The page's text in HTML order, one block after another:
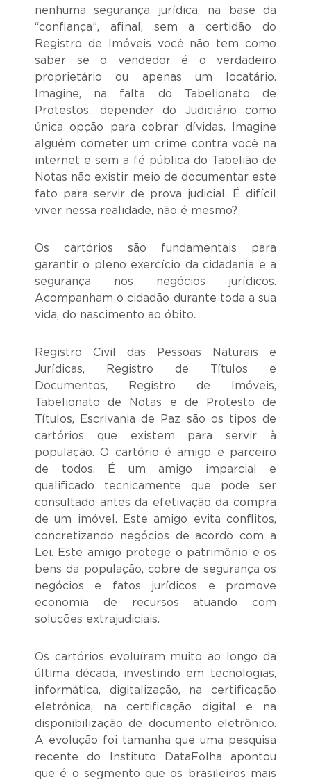
nenhuma segurança jurídica, na base da
“confiança”, afinal, sem a certidão do
Registro de Imóveis você não tem como
saber se o vendedor é o verdadeiro
proprietário ou apenas um locatário.
Imagine, na falta do Tabelionato de
Protestos, depender do Judiciário como
única opção para cobrar dívidas. Imagine
alguém cometer um crime contra você na
internet e sem a fé pública do Tabelião de
Notas não existir meio de documentar este
fato para servir de prova judicial. É difícil
viver nessa realidade, não é mesmo?
Os cartórios são fundamentais para
garantir o pleno exercício da cidadania e a
segurança nos negócios jurídicos.
Acompanham o cidadão durante toda a sua
vida, do nascimento ao óbito.
Registro Civil das Pessoas Naturais e
Jurídicas, Registro de Títulos e
Documentos, Registro de Imóveis,
Tabelionato de Notas e de Protesto de
Títulos, Escrivania de Paz são os tipos de
cartórios que existem para servir à
população. O cartório é amigo e parceiro
de todos. É um amigo imparcial e
qualificado tecnicamente que pode ser
consultado antes da efetivação da compra
de um imóvel. Este amigo evita conflitos,
concretizando negócios de acordo com a
Lei. Este amigo protege o patrimônio e os
bens da população, cobre de segurança os
negócios e fatos jurídicos e promove
economia de recursos atuando com
soluções extrajudiciais.
Os cartórios evoluíram muito ao longo da
última década, investindo em tecnologias,
informática, digitalização, na certificação
eletrônica, na certificação digital e na
disponibilização de documento eletrônico.
A evolução foi tamanha que uma pesquisa
recente do Instituto DataFolha apontou
que é o segmento que os brasileiros mais